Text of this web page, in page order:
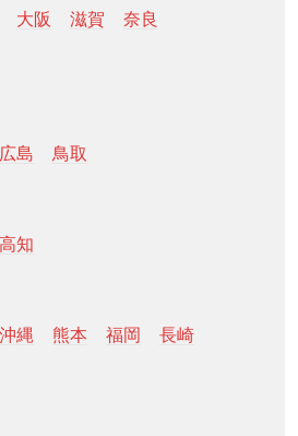
大阪 滋賀 奈良
広島 鳥取
高知
沖縄 熊本 福岡
長崎